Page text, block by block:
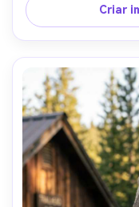
peito, humor
classificação de
Criar